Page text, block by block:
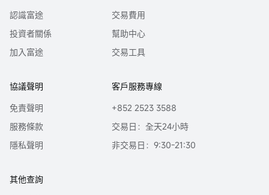
認識富途
投資者關係
加入富途
交易費用
幫助中心
交易工具
協議聲明
免責聲明
服務條款
隱私聲明
客戶服務專線
+852 2523 3588
交易日：全天24小時
非交易日：9:30-21:30
其他查詢